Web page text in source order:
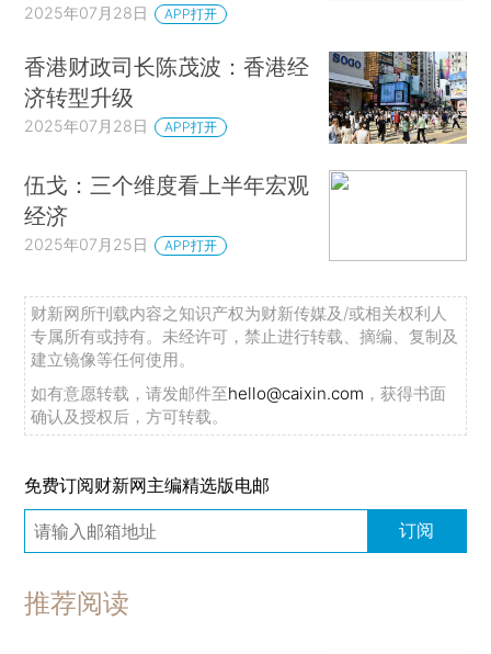
2025年07月28日 APP打开
香港财政司长陈茂波：香港经
济转型升级
2025年07月28日 APP打开
伍戈：三个维度看上半年宏观
经济
2025年07月25日 APP打开
财新网所刊载内容之知识产权为财新传媒及/或相关权利人
专属所有或持有。未经许可，禁止进行转载、摘编、复制及
建立镜像等任何使用。
如有意愿转载，请发邮件至hello@caixin.com ，获得书面
确认及授权后，方可转载。
免费订阅财新网主编精选版电邮
订阅
推荐阅读